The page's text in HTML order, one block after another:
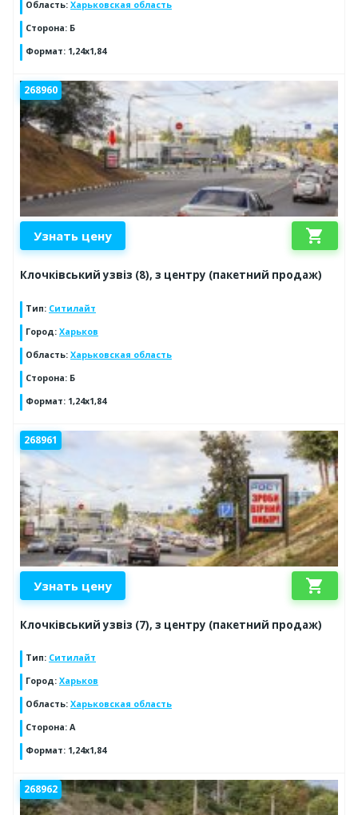
Область: Харьковская область
Сторона: Б
Формат: 1,24х1,84
268960
Узнать цену shopping_cart
Клочківський узвіз (8), з центру (пакетний продаж)
Тип: Ситилайт
Город: Харьков
Область: Харьковская область
Сторона: Б
Формат: 1,24х1,84
268961
Узнать цену shopping_cart
Клочківський узвіз (7), з центру (пакетний продаж)
Тип: Ситилайт
Город: Харьков
Область: Харьковская область
Сторона: А
Формат: 1,24х1,84
268962